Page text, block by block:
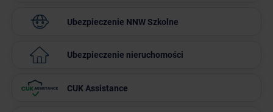
Ubezpieczenie NNW Szkolne
Ubezpieczenie nieruchomości
CUKAssistance